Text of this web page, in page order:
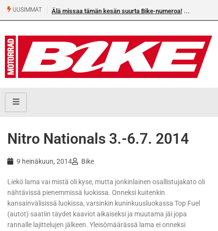
UUSIMMAT Älä missaa tämän kesän suurta Bike-numeroa!
Nitro Nationals 3.-6.7. 2014
9 heinäkuun, 2014 Bike
Liekö lama vai mistä oli kyse, mutta jonkinlainen osallistujakato oli
nähtävissä pienemmissä luokissa. Onneksi kuitenkin
kansainvälisissä luokissa, varsinkin kuninkuusluokassa Top Fuel
(autot) saatiin täydet kaaviot aikaiseksi ja muutama jäi jopa
rannalle lajittelujen jälkeen. Yleisömäärässä lama ei onneksi